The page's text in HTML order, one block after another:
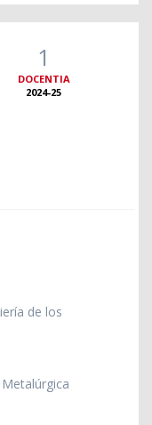
1
DOCENTIA
2024-25
de los